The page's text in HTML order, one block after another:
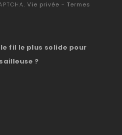
Vie privée - Termes
fil le plus solide pour
?